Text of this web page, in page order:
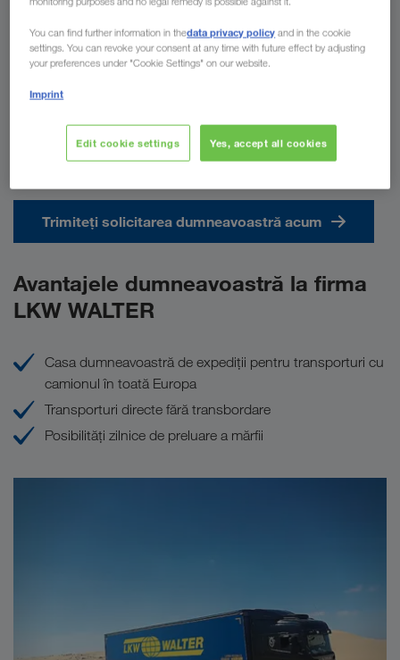
România
Spre
Trimiteți solicitarea dumneavoastră acum
Avantajele dumneavoastră la firma
LKW WALTER
Casa dumneavoastră de expediţii pentru transporturi cu
camionul în toată Europa
Transporturi directe fără transbordare
Posibilităţi zilnice de preluare a mărfii
You can find further information in thedata privacy policy and in the cookie
settings. You can revoke your consent at any time with future effect by adjusting
your preferences under "Cookie Settings" on our website.
Imprint
Edit cookie settings Yes, accept all cookies